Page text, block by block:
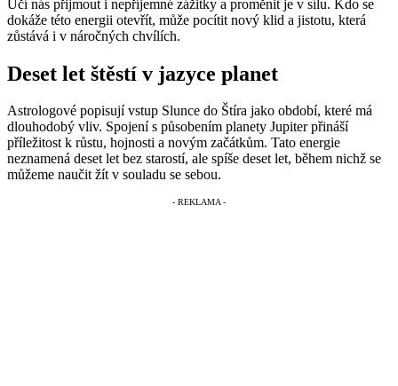
Učí nás přijmout i nepříjemné zážitky a proměnit je v sílu. Kdo se
dokáže této energii otevřít, může pocítit nový klid a jistotu, která
zůstává i v náročných chvílích.
Deset let štěstí v jazyce planet
Astrologové popisují vstup Slunce do Štíra jako období, které má
dlouhodobý vliv. Spojení s působením planety Jupiter přináší
příležitost k růstu, hojnosti a novým začátkům. Tato energie
neznamená deset let bez starostí, ale spíše deset let, během nichž se
můžeme naučit žít v souladu se sebou.